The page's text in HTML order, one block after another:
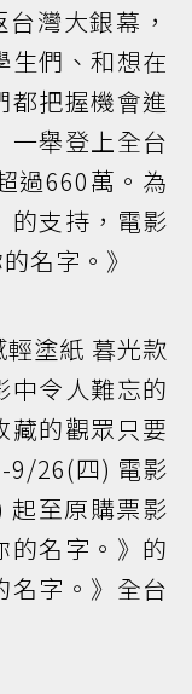
灣大銀幕，
生們、和想在
都把握機會進
一舉登上全台
過660萬。為
的支持，電影
名字。》
塗紙 暮光款
中令人難忘的
藏的觀眾只要
9/26(四) 電影
至原購票影
的名字。》的
名字。》全台